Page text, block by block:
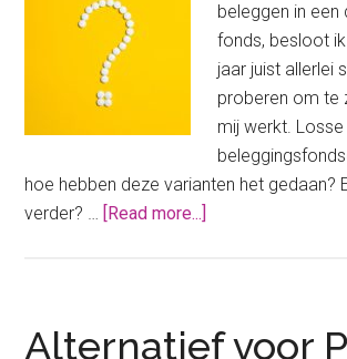
beleggen in een
fonds, besloot
jaar juist allerlei
proberen om te
mij werkt. Losse
hoe hebben deze varianten het gedaan?
verder? …
[Read more...]
2021:
Alternatief voor